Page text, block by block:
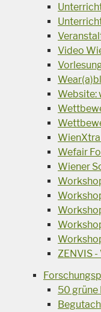
Video
Website:
Wefair
Wiener
ZENVIS
50 grüne